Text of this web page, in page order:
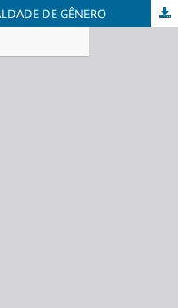
DE GÊNERO